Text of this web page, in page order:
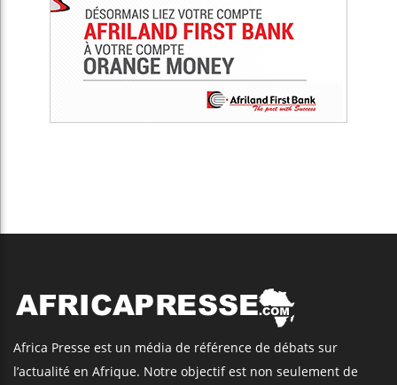
Africa Presse est un média de référence de débats sur
l’actualité en Afrique. Notre objectif est non seulement de